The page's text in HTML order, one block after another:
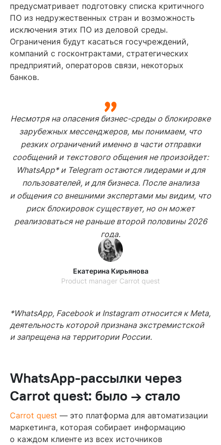
предусматривает подготовку списка критичного
ПО из недружественных стран и возможность
исключения этих ПО из деловой среды.
Ограничения будут касаться госучреждений,
компаний с госконтрактами, стратегических
предприятий, операторов связи, некоторых
банков.
Несмотря на опасения бизнес-среды о блокировке
зарубежных мессенджеров, мы понимаем, что
резких ограничений именно в части отправки
сообщений и текстового общения не произойдет:
WhatsApp* и Telegram остаются лидерами и для
пользователей, и для бизнеса. После анализа
и общения со внешними экспертами мы видим, что
риск блокировок существует, но он может
реализоваться не раньше второй половины 2026
года.
Екатерина Кирьянова
Product manager Carrot quest
*WhatsApp, Facebook и Instagram относится к Meta,
деятельность которой признана экстремистской
и запрещена на территории России.
WhatsApp-рассылки через
Carrot quest: было → стало
Carrot quest — это платформа для автоматизации
маркетинга, которая собирает информацию
о каждом клиенте из всех источников